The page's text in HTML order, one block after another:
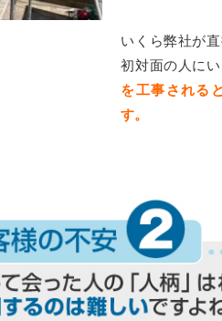
いくら弊社が
初対面の人に
を工事される
す。